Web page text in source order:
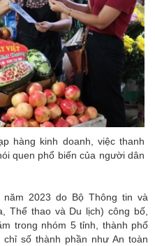
hàng kinh doanh, việc thanh
quen phổ biến của người dân
2023 do Bộ Thông tin và
Thể thao và Du lịch) công bố,
trong nhóm 5 tỉnh, thành phố
số thành phần như An toàn